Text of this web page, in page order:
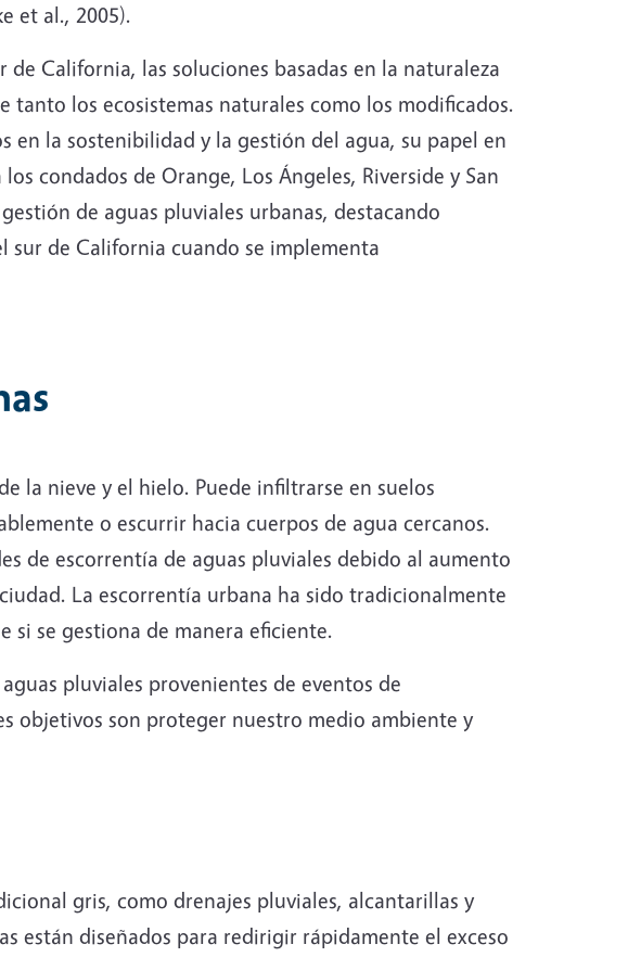
et al., 2005).
California, las soluciones basadas en la naturaleza
los ecosistemas naturales como los modificados.
en la sostenibilidad y la gestión del agua, su papel en
condados de Orange, Los Ángeles, Riverside y San
de aguas pluviales urbanas, destacando
sur de California cuando se implementa
la nieve y el hielo. Puede infiltrarse en suelos
o escurrir hacia cuerpos de agua cercanos.
de escorrentía de aguas pluviales debido al aumento
La escorrentía urbana ha sido tradicionalmente
si se gestiona de manera eficiente.
pluviales provenientes de eventos de
objetivos son proteger nuestro medio ambiente y
gris, como drenajes pluviales, alcantarillas y
están diseñados para redirigir rápidamente el exceso